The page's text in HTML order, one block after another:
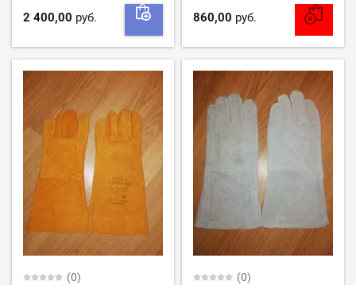
2 400,00 руб. 860,00 руб.
(0) (0)